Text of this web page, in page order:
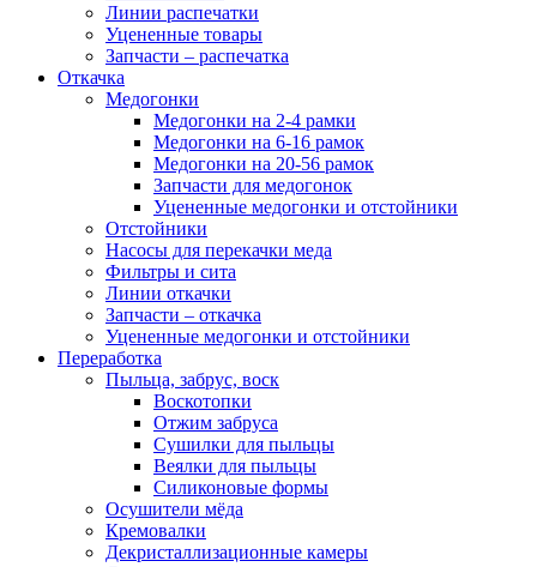
Линии распечатки
Уцененные товары
Запчасти – распечатка
Откачка
Медогонки
Медогонки на 2-4 рамки
Медогонки на 6-16 рамок
Медогонки на 20-56 рамок
Запчасти для медогонок
Уцененные медогонки и отстойники
Отстойники
Насосы для перекачки меда
Фильтры и сита
Линии откачки
Запчасти – откачка
Уцененные медогонки и отстойники
Переработка
Пыльца, забрус, воск
Воскотопки
Отжим забруса
Сушилки для пыльцы
Веялки для пыльцы
Силиконовые формы
Осушители мёда
Кремовалки
Декристаллизационные камеры